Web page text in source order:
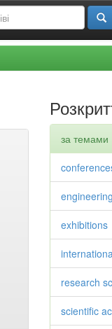
за темами
exhibitions
research
scientific